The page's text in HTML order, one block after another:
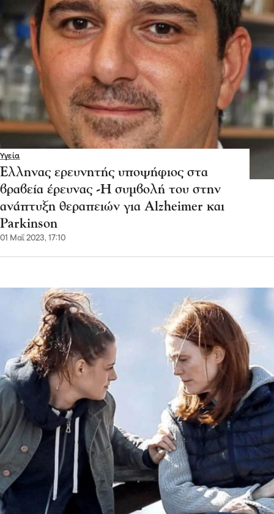
Υγεία
Ελληνας ερευνητής υποψήφιος στα
βραβεία έρευνας -Η συμβολή του στην
ανάπτυξη θεραπειών για Alzheimer και
Parkinson
01 Μαΐ 2023, 17:10